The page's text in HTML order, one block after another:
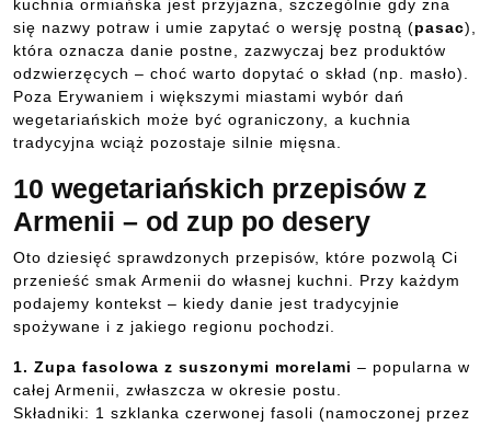
kuchnia ormiańska jest przyjazna, szczególnie gdy zna
się nazwy potraw i umie zapytać o wersję postną (pasac),
która oznacza danie postne, zazwyczaj bez produktów
odzwierzęcych – choć warto dopytać o skład (np. masło).
Poza Erywaniem i większymi miastami wybór dań
wegetariańskich może być ograniczony, a kuchnia
tradycyjna wciąż pozostaje silnie mięsna.
10 wegetariańskich przepisów z
Armenii – od zup po desery
Oto dziesięć sprawdzonych przepisów, które pozwolą Ci
przenieść smak Armenii do własnej kuchni. Przy każdym
podajemy kontekst – kiedy danie jest tradycyjnie
spożywane i z jakiego regionu pochodzi.
1. Zupa fasolowa z suszonymi morelami – popularna w
całej Armenii, zwłaszcza w okresie postu.
Składniki: 1 szklanka czerwonej fasoli (namoczonej przez